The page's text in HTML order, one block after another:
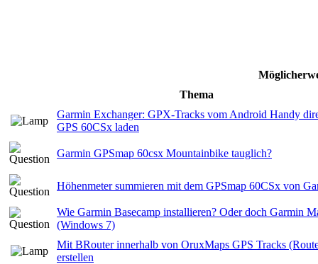
Thema
Garmin Exchanger: GPX-Tracks vom Android Handy
GPS 60CSx laden
Garmin GPSmap 60csx Mountainbike tauglich?
Höhenmeter summieren mit dem GPSmap 60CSx von
Wie Garmin Basecamp installieren? Oder doch Garmin
(Windows 7)
Mit BRouter innerhalb von OruxMaps GPS Tracks
erstellen